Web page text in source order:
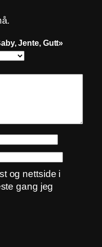
Jente, Gutt»
og nettside i
gang jeg